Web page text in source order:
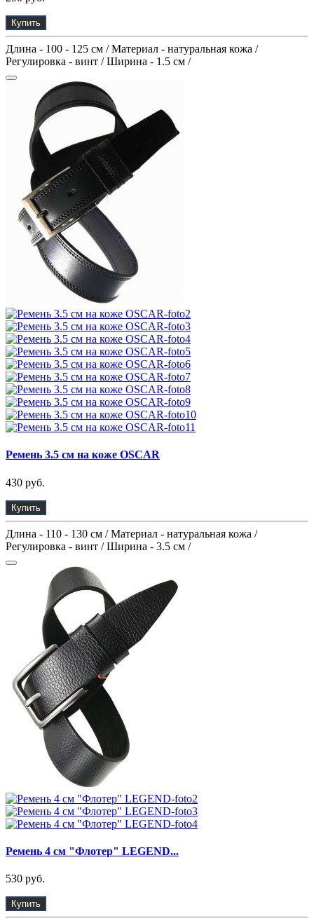
Купить
Длина - 100 - 125 см / Материал - натуральная кожа /
Регулировка - винт / Ширина - 1.5 см /
Ремень 3.5 см на коже OSCAR
430 руб.
Купить
Длина - 110 - 130 см / Материал - натуральная кожа /
Регулировка - винт / Ширина - 3.5 см /
Ремень 4 см "Флотер" LEGEND...
530 руб.
Купить